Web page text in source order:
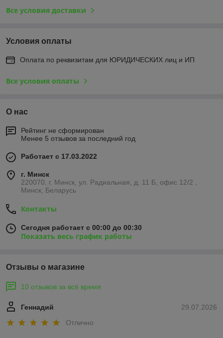
Все условия доставки
Условия оплаты
Оплата по реквизитам для ЮРИДИЧЕСКИХ лиц и ИП
Все условия оплаты
О нас
Рейтинг не сформирован
Менее 5 отзывов за последний год
Работает с 17.03.2022
г. Минск
220070, г. Минск, ул. Радиальная, д. 11 Б, офис 12/2 ,
Минск, Беларусь
Контакты
Сегодня работает с 00:00 до 00:30
Показать весь график работы
Отзывы о магазине
10 отзывов за всё время
29.07.2026
Геннадий
Отлично